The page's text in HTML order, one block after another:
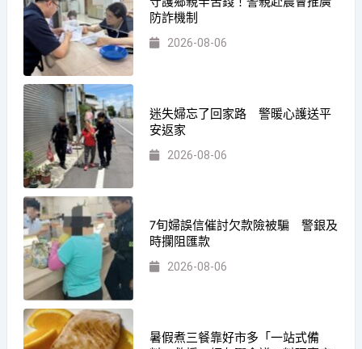
防詐機制
2026-08-06
迷失婦忘了回家路 警暖心護送平
安返家
2026-08-06
7旬婦誤信催討欠款險被騙 警銀及
時攔阻匯款
2026-08-06
暑假煮三餐靠好市多「一站式備